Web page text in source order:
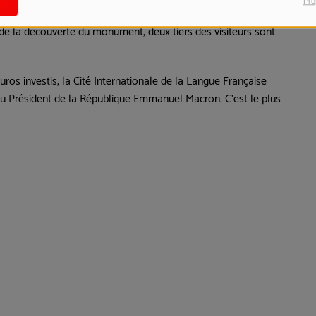
la découverte du monument, deux tiers des visiteurs sont
investis, la Cité Internationale de la Langue Française
de la République Emmanuel Macron.C’est le plus